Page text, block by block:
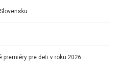
premiéry pre deti v roku 2026